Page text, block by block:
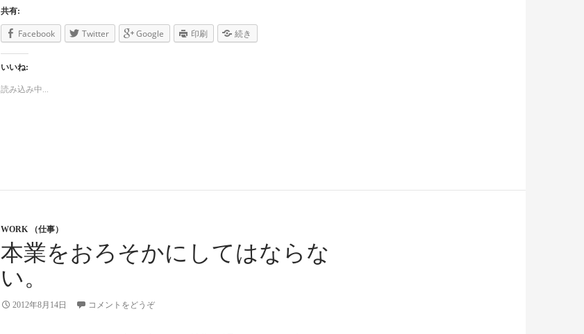
共有:
Facebook Twitter Google 印刷 続き
いいね:
読み込み中...
WORK （仕事）
本業をおろそかにしてはならな
い。
2012年8月14日 コメントをどうぞ